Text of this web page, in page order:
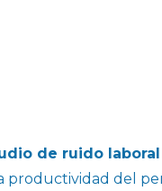
de ruido laboral
del